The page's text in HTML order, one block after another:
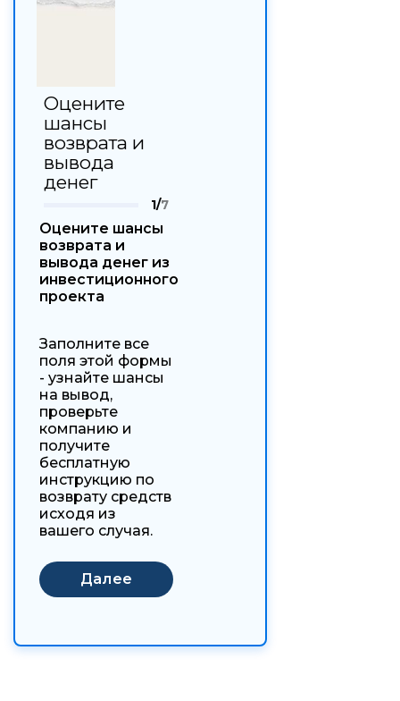
Оцените
шансы
возврата и
вывода
денег
1/7
Оцените шансы
возврата и
вывода денег из
инвестиционного
проекта
Заполните все
поля этой формы
- узнайте шансы
на вывод,
проверьте
компанию и
получите
бесплатную
инструкцию по
возврату средств
исходя из
вашего случая.